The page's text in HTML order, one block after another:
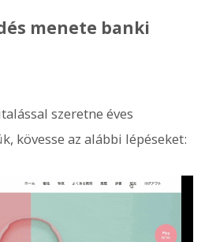
menete banki
szeretne éves
kövesse az alábbi lépéseket: